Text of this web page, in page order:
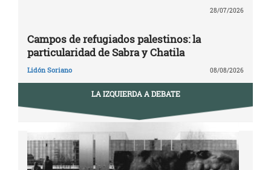
28/07/2026
Campos de refugiados palestinos: la
particularidad de Sabra y Chatila
Lidón Soriano 08/08/2026
LA IZQUIERDA A DEBATE